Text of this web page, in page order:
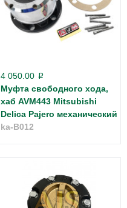
4 050.00 p
Муфта свободного хода,
хаб AVM443 Mitsubishi
Delica Pajero механический
ka-B012